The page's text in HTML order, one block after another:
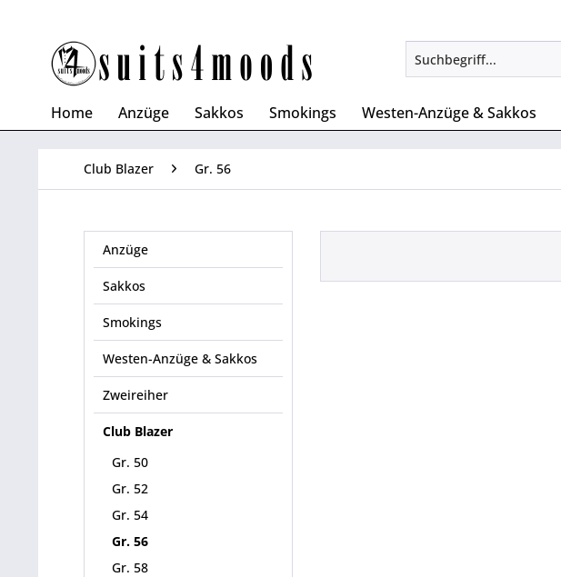
Home Anzüge Sakkos Smokings Westen-Anzüge & Sakkos
Club Blazer Gr. 56
Anzüge
Sakkos
Smokings
Westen-Anzüge & Sakkos
Zweireiher
Club Blazer
Gr. 50
Gr. 52
Gr. 54
Gr. 56
Gr. 58